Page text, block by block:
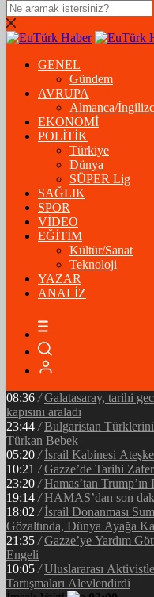
DOLAR
47,5574$% 0.18
EURO
54,8602€% 0.06
STERLİN
% 0.41
GRAM ALTIN
6.175,37%-1,31
ÇEYREK ALTIN
10.093,00%-1,09
BİTCOİN
GENEL
Gündem
AVRUPA
Almanca/
EKONOMİ
POLİTİK
Türkiye
Dünya
SÜPER Lig
SAĞLIK
SPOR
VİDEO
EĞİTİM
Kültür/Sanat
Teknoloji
YAZAR
ANALİZ
05:34 / Ramazan’ın Bereketi
08:36 / Galatasaray, tarihi
kapısını araladı
23:44 / Bulgaristan
Türkan Bebek
05:20 / İsrail Kabinesi
10:21 / Gazze’de Tarihi
23:20 / Hamas’tan Trump’ın
19:14 / HAMAS’dan son
18:02 / İsrail Donanması
Gözaltında, Dünya Ayağa
21:35 / Gazze’ye Yardım
Engeli
10:05 / Uluslararası
Tartışmaları Alevlendirdi